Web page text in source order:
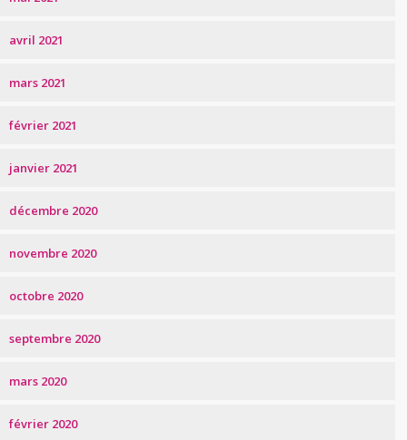
avril 2021
mars 2021
février 2021
janvier 2021
décembre 2020
novembre 2020
octobre 2020
septembre 2020
mars 2020
février 2020